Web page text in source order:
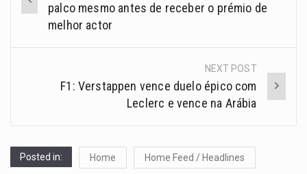
palco mesmo antes de receber o prémio de
melhor actor
NEXT POST
F1: Verstappen vence duelo épico com
Leclerc e vence na Arábia
Posted in: Home Home Feed / Headlines